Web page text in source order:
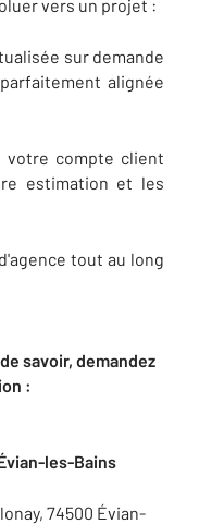
vers un projet :
sur demande
alignée
votre compte client
estimation et les
tout au long
savoir, demandez
:
Évian-les-Bains
74500 Évian-